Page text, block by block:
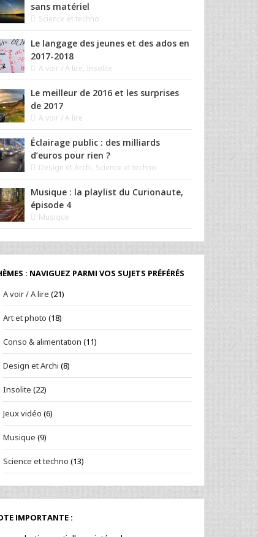
sans matériel
Science et techno
Le langage des jeunes et des ados en
2017-2018
A voir / A lire, Insolite
Le meilleur de 2016 et les surprises
de 2017
A voir / A lire
Éclairage public : des milliards
d’euros pour rien ?
Design et Archi, Science et techno
Musique : la playlist du Curionaute,
épisode 4
Musique
: NAVIGUEZ PARMI VOS SUJETS PRÉFÉRÉS
A voir / A lire (21)
Art et photo (18)
Conso & alimentation (11)
Design et Archi (8)
Insolite (22)
Jeux vidéo (6)
Musique (9)
Science et techno (13)
IMPORTANTE :